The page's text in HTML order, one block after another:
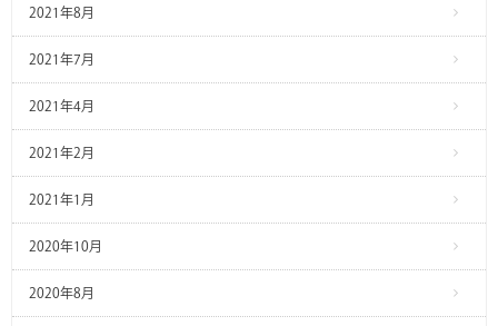
2021年8月
2021年7月
2021年4月
2021年2月
2021年1月
2020年10月
2020年8月